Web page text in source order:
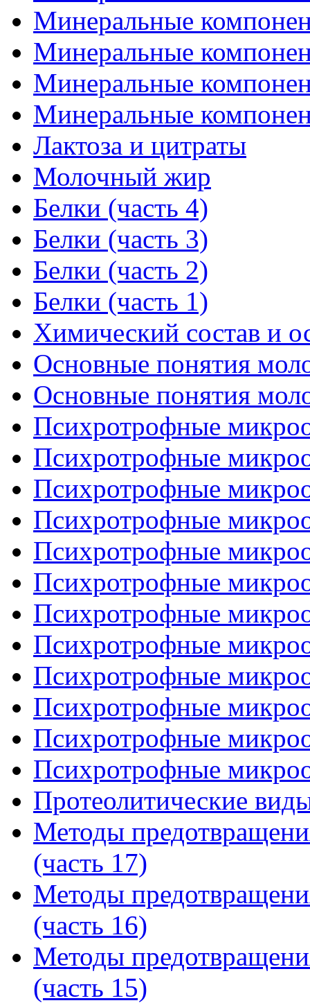
Минеральные
Минеральные
Минеральные
Минеральные
Лактоза и цитраты
Молочный жир
Белки (часть 4)
Белки (часть 3)
Белки (часть 2)
Белки (часть 1)
Химический состав и
Основные понятия
Основные понятия
Психротрофные
Психротрофные
Психротрофные
Психротрофные
Психротрофные
Психротрофные
Психротрофные
Психротрофные
Психротрофные
Психротрофные
Психротрофные
Психротрофные
Протеолитические
Методы
(часть 17)
Методы
(часть 16)
Методы
(часть 15)